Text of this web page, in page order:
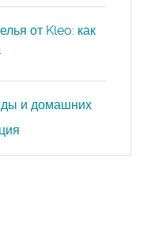
от Kleo: как
и домашних